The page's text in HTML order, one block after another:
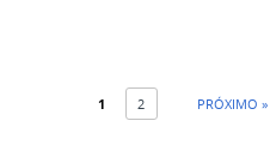
1 2 PRÓXIMO »